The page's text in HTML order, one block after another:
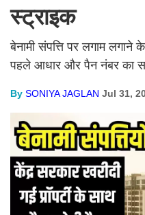
स्ट्राइक
बेनामी संपत्ति पर लगाम
पहले आधार और पैन नंबर का
By SONIYA JAGLAN Jul 31,